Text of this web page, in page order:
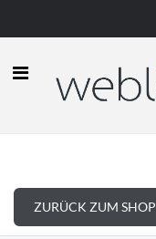
ZURÜCK ZUM SHOP